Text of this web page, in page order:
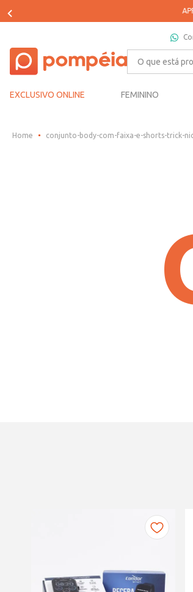
O que está
EXCLUSIVO ONLINE FEMININO
conjunto-body-com-faixa-e-shorts-trick-